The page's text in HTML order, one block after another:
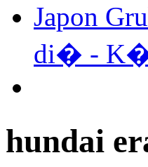
Japon
di� -
hundai